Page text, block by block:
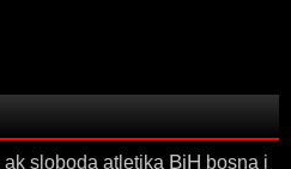
ak sloboda atletika BiH bosna i